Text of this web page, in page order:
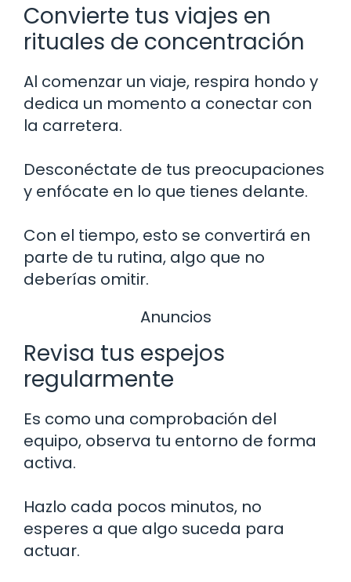
Convierte tus viajes en
rituales de concentración
Al comenzar un viaje, respira hondo y
dedica un momento a conectar con
la carretera.
Desconéctate de tus preocupaciones
y enfócate en lo que tienes delante.
Con el tiempo, esto se convertirá en
parte de tu rutina, algo que no
deberías omitir.
Anuncios
Revisa tus espejos
regularmente
Es como una comprobación del
equipo, observa tu entorno de forma
activa.
Hazlo cada pocos minutos, no
esperes a que algo suceda para
actuar.